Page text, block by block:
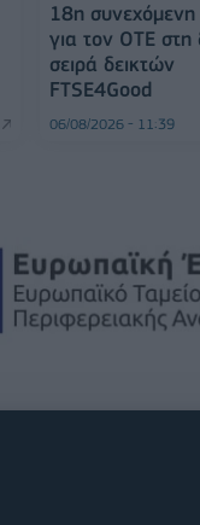
18η συνεχόμενη
για τον ΟΤΕ στη
σειρά δεικτών
FTSE4Good
06/08/2026 - 11:39